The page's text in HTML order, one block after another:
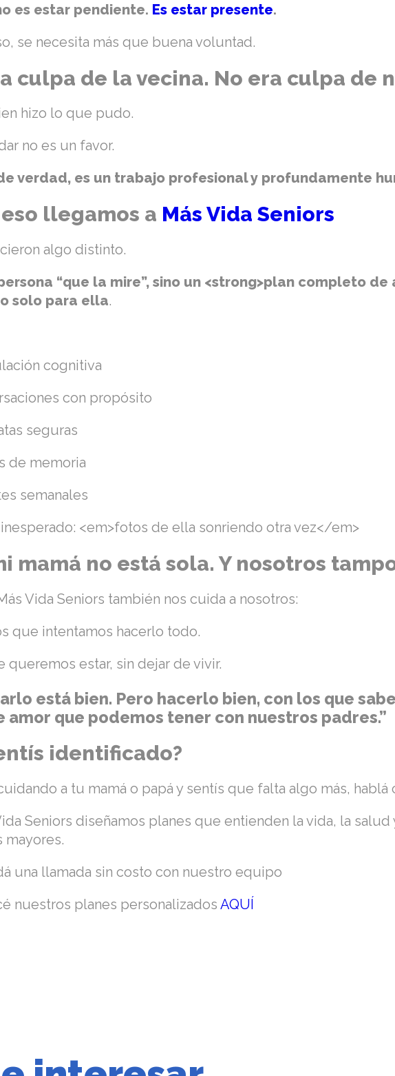
es estar pendiente. Es estar presente.
se necesita más que buena voluntad.
culpa de la vecina. No era culpa de
hizo lo que pudo.
no es un favor.
verdad, es un trabajo profesional y profundamente
llegamos a Más Vida Seniors
algo distinto.
“que la mire”, sino un <strong>plan completo
solo para ella.
cognitiva
con propósito
seguras
de memoria
semanales
<em>fotos de ella sonriendo otra vez</em>
mamá no está sola. Y nosotros
Vida Seniors también nos cuida a nosotros:
que intentamos hacerlo todo.
queremos estar, sin dejar de vivir.
está bien. Pero hacerlo bien, con los que
amor que podemos tener con nuestros padres.”
identificado?
a tu mamá o papá y sentís que falta algo más, hablá
Seniors diseñamos planes que entienden la vida, la
mayores.
una llamada sin costo con nuestro equipo
nuestros planes personalizados AQUÍ